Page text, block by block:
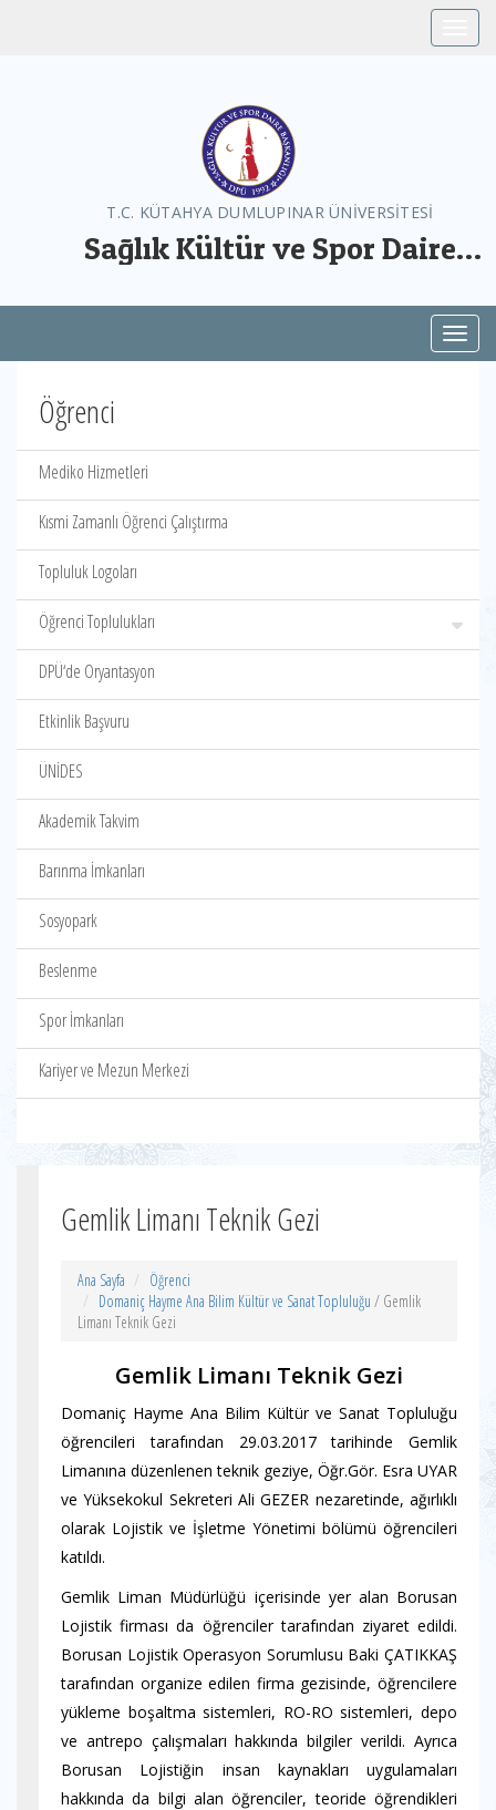
T.C. KÜTAHYA DUMLUPINAR ÜNİVERSİTESİ
Sağlık Kültür ve Spor Daire
Öğrenci
Mediko Hizmetleri
Kısmi Zamanlı Öğrenci Çalıştırma
Topluluk Logoları
Öğrenci Toplulukları
DPÜ‘de Oryantasyon
Etkinlik Başvuru
ÜNİDES
Akademik Takvim
Barınma İmkanları
Sosyopark
Beslenme
Spor İmkanları
Kariyer ve Mezun Merkezi
Gemlik Limanı Teknik Gezi
Ana Sayfa
Öğrenci
Domaniç Hayme Ana Bilim Kültür ve Sanat Topluluğu / Gemlik
Limanı Teknik Gezi
Gemlik Limanı Teknik Gezi
Domaniç Hayme Ana Bilim Kültür ve Sanat Topluluğu
öğrencileri tarafından 29.03.2017 tarihinde Gemlik
Limanına düzenlenen teknik geziye, Öğr.Gör. Esra UYAR
ve Yüksekokul Sekreteri Ali GEZER nezaretinde, ağırlıklı
olarak Lojistik ve İşletme Yönetimi bölümü öğrencileri
katıldı.
Gemlik Liman Müdürlüğü içerisinde yer alan Borusan
Lojistik firması da öğrenciler tarafından ziyaret edildi.
Borusan Lojistik Operasyon Sorumlusu Baki ÇATIKKAŞ
tarafından organize edilen firma gezisinde, öğrencilere
yükleme boşaltma sistemleri, RO-RO sistemleri, depo
ve antrepo çalışmaları hakkında bilgiler verildi. Ayrıca
Borusan Lojistiğin insan kaynakları uygulamaları
hakkında da bilgi alan öğrenciler, teoride öğrendikleri